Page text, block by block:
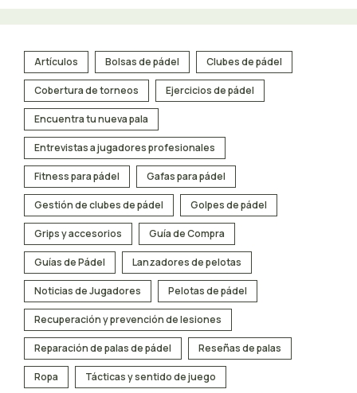
Artículos Bolsas de pádel Clubes de pádel
Cobertura de torneos Ejercicios de pádel
Encuentra tu nueva pala
Entrevistas a jugadores profesionales
Fitness para pádel Gafas para pádel
Gestión de clubes de pádel Golpes de pádel
Grips y accesorios Guía de Compra
Guías de Pádel Lanzadores de pelotas
Noticias de Jugadores Pelotas de pádel
Recuperación y prevención de lesiones
Reparación de palas de pádel Reseñas de palas
Ropa Tácticas y sentido de juego